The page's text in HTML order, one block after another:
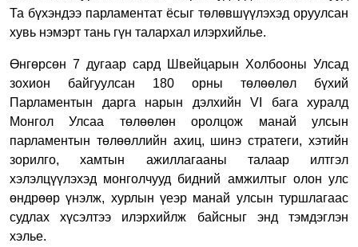
Та бүхэндээ парламентат ёсыг төлөвшүүлэхэд оруулсан
хувь нэмэрт тань гүн талархал илэрхийлье.
Өнгөрсөн 7 дугаар сард Швейцарын Холбооны Улсад
зохион байгуулсан 180 орны төлөөлөл бүхий
Парламентын дарга нарын дэлхийн VI бага хуралд
Монгол Улсаа төлөөлөн оролцож манай улсын
парламентын төлөөллийн ахиц, шинэ стратеги, хэтийн
зорилго, хамтын ажиллагааны талаар илтгэл
хэлэлцүүлэхэд монголчууд бидний амжилтыг олон улс
өндрөөр үнэлж, хурлын үеэр манай улсын туршлагаас
судлах хүсэлтээ илэрхийлж байсныг энд тэмдэглэн
хэлье.